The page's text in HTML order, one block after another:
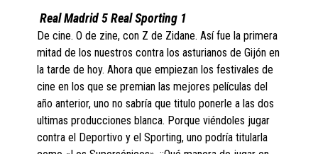
Real Madrid 5 Real Sporting 1
De cine. O de zine, con Z de Zidane. Así fue la primera
mitad de los nuestros contra los asturianos de Gijón en
la tarde de hoy. Ahora que empiezan los festivales de
cine en los que se premian las mejores películas del
año anterior, uno no sabría que titulo ponerle a las dos
ultimas producciones blanca. Porque viéndoles jugar
contra el Deportivo y el Sporting, uno podría titularla